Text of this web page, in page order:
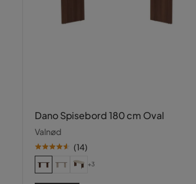
Dano Spisebord 180 cm Oval
Valnød
(14)
+3